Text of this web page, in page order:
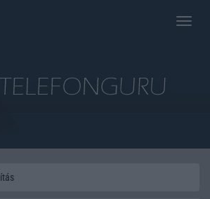
Toggle